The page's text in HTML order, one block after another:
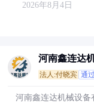
2026年8月4日
河南鑫连达
法人:付晓宾 通
河南鑫连达机械设备